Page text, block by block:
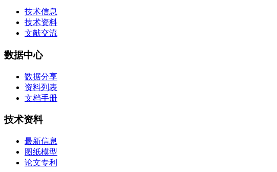
技术信息
技术资料
文献交流
数据中心
数据分享
资料列表
文档手册
技术资料
最新信息
图纸模型
论文专利